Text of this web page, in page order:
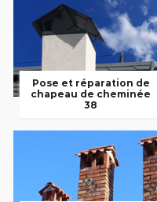
Pose et réparation de
chapeau de cheminée
38